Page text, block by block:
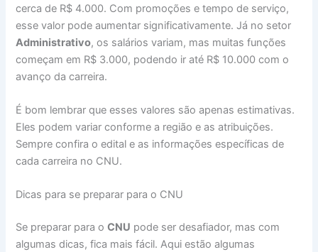
cerca de R$ 4.000. Com promoções e tempo de serviço,
esse valor pode aumentar significativamente. Já no setor
Administrativo, os salários variam, mas muitas funções
começam em R$ 3.000, podendo ir até R$ 10.000 com o
avanço da carreira.
É bom lembrar que esses valores são apenas estimativas.
Eles podem variar conforme a região e as atribuições.
Sempre confira o edital e as informações específicas de
cada carreira no CNU.
Dicas para se preparar para o CNU
Se preparar para oCNU pode ser desafiador, mas com
algumas dicas, fica mais fácil. Aqui estão algumas